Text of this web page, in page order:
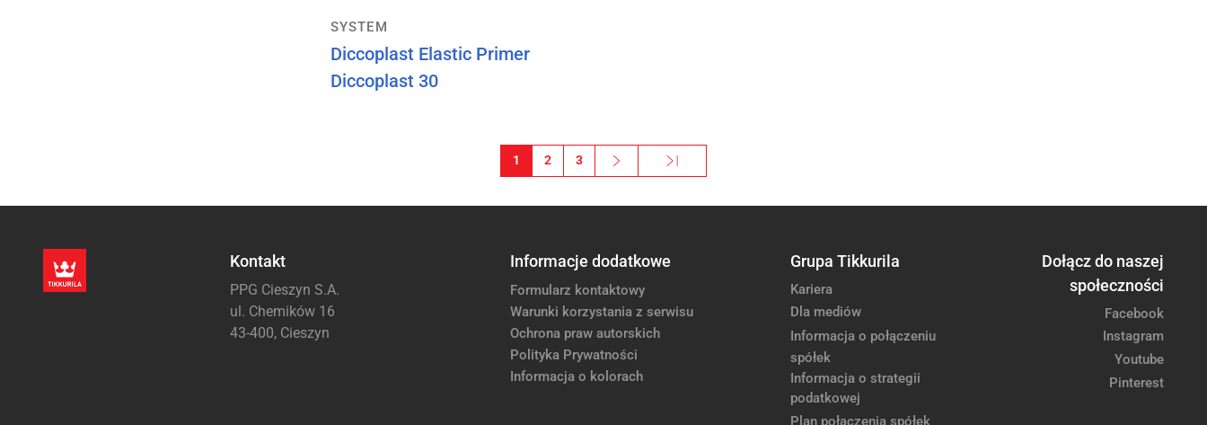
SYSTEM
Diccoplast Elastic Primer
Diccoplast 30
1 2 3 Next ›
Następna strona
Ostatnia »
Ostatnia strona
Kontakt
PPG Cieszyn S.A.
ul. Chemików 16
43-400, Cieszyn
Informacje dodatkowe
Formularz kontaktowy
Warunki korzystania z serwisu
Ochrona praw autorskich
Polityka Prywatności
Informacja o kolorach
Grupa Tikkurila
Kariera
Dla mediów
Informacja o połączeniu
spółek
Informacja o strategii
podatkowej
Plan połączenia spółek
Dołącz do naszej
społeczności
Facebook
Instagram
Youtube
Pinterest